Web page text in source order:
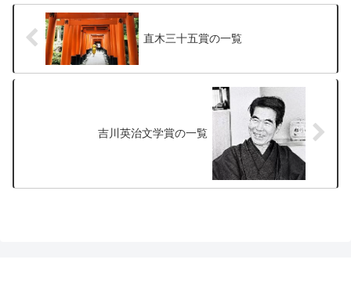
直木三十五賞の一覧
吉川英治文学賞の一覧